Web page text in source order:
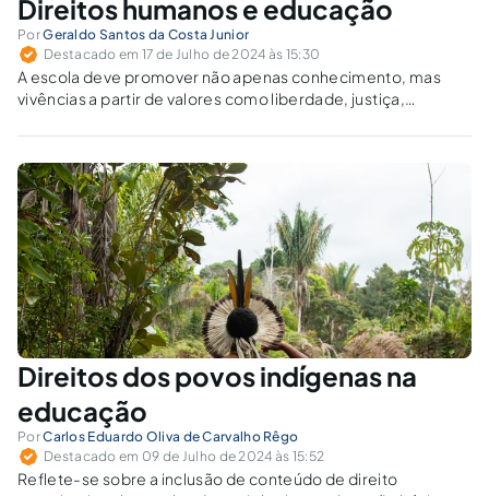
Direitos humanos e educação
PorGeraldo Santos da Costa Junior
Destacado em 17 de Julho de 2024 às 15:30
A escola deve promover não apenas conhecimento, mas
vivências a partir de valores como liberdade, justiça,
Direitos dos povos indígenas na
educação
PorCarlos Eduardo Oliva de Carvalho Rêgo
Destacado em 09 de Julho de 2024 às 15:52
Reflete-se sobre a inclusão de conteúdo de direito